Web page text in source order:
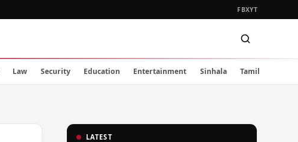
FBXYT
Law Security Education Entertainment Sinhala Tamil
LATEST